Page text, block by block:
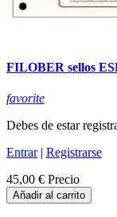
FILOBER sellos
favorite
Debes de estar
Entrar| Registrarse
45,00 € Precio
Añadir al carrito